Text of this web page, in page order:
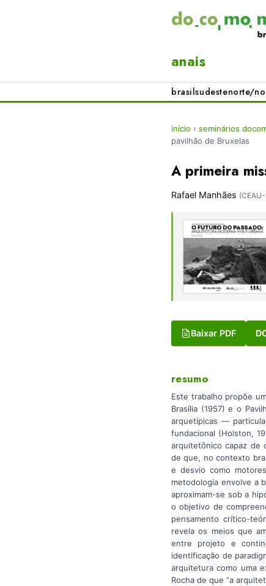
anais
brasilsudestenorte/
início › seminários
pavilhão de Bruxelas
A primeira
Rafael Manhães
Baixar PDF
resumo
Este trabalho propõe
Brasília (1957) e o
arquetípicas —
fundacional (Holston,
arquitetônico capaz de
de que, no contexto
e desvio como
metodologia envolve a
aproximam-se sob a
o objetivo de
pensamento crítico-
revela os meios que
entre projeto e
identificação de
arquitetura como uma
Rocha de que “a